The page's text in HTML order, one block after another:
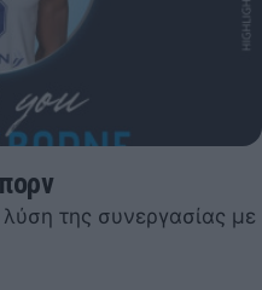
της συνεργασίας με